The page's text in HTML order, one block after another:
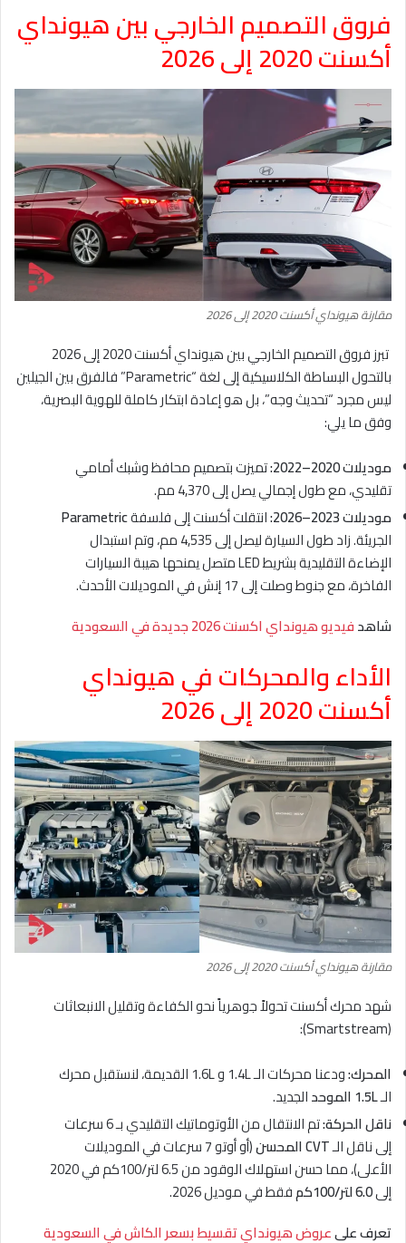
فروق التصميم الخارجي بين هيونداي
أكسنت 2020 إلى 2026
مقارنة هيونداي أكسنت 2020 إلى 2026
تبرز فروق التصميم الخارجي بين هيونداي أكسنت 2020 إلى 2026
بالتحول البساطة الكلاسيكية إلى لغة “Parametric” فالفرق بين الجيلين
ليس مجرد “تحديث وجه”، بل هو إعادة ابتكار كاملة للهوية البصرية،
وفق ما يلي:
موديلات 2020–2022:
تميزت بتصميم محافظ وشبك أمامي
تقليدي، مع طول إجمالي يصل إلى 4,370 مم.
موديلات 2023–2026:
انتقلت أكسنت إلى فلسفةParametric
الجريئة. زاد طول السيارة ليصل إلى 4,535 مم، وتم استبدال
الإضاءة التقليدية بشريط LED متصل يمنحها هيبة السيارات
الفاخرة، مع جنوط وصلت إلى 17 إنش في الموديلات الأحدث.
شاهدفيديو هيونداي اكسنت 2026 جديدة في السعودية
الأداء والمحركات فيهيونداي
أكسنت 2020 إلى 2026
مقارنة هيونداي أكسنت 2020 إلى 2026
شهد محرك أكسنت تحولاً جوهرياً نحو الكفاءة وتقليل الانبعاثات
(Smartstream):
المحرك:
ودعنا محركات الـ 1.4L و 1.6L القديمة، لنستقبل محرك
الـ1.5L الموحد
الجديد.
ناقل الحركة:
تم الانتقال من الأوتوماتيك التقليدي بـ 6 سرعات
إلى ناقل الـCVT المحسن
(أو أوتو 7 سرعات في الموديلات
الأعلى)، مما حسن استهلاك الوقود من 6.5 لتر/100كم في 2020
إلى6.0 لتر/100كم
فقط في موديل 2026.
تعرف علىعروض هيونداي تقسيط بسعر الكاش في السعودية